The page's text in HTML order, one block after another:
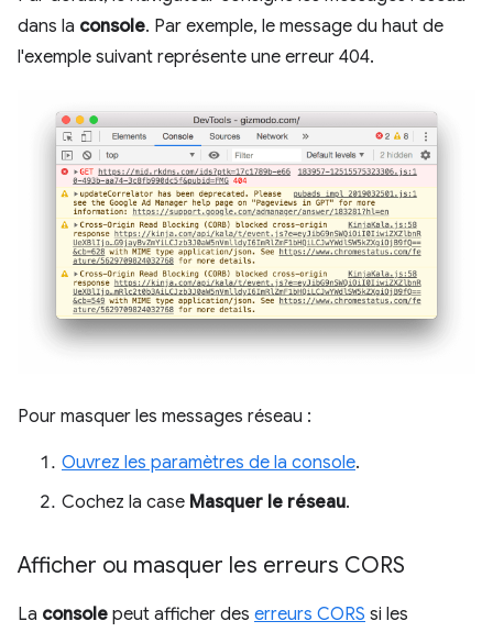
dans la console. Par exemple, le message du haut de
l'exemple suivant représente une erreur 404.
Pour masquer les messages réseau :
Ouvrez les paramètres de la console.
Cochez la case Masquer le réseau.
Afficher ou masquer les erreurs CORS
La console peut afficher des erreurs CORS si les